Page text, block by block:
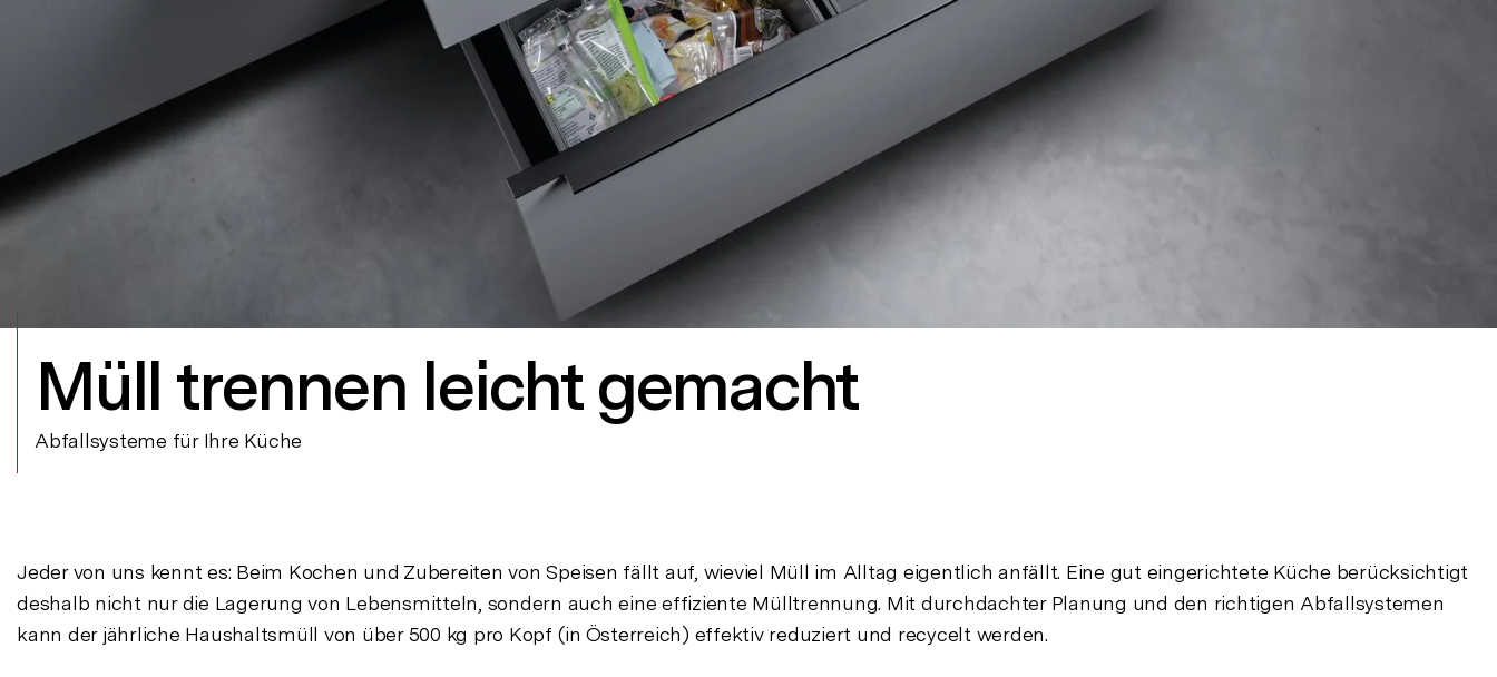
Müll trennen leicht gemacht
Abfallsysteme für Ihre Küche
Jeder von uns kennt es: Beim Kochen und Zubereiten von Speisen fällt auf, wieviel Müll im Alltag eigentlich anfällt. Eine gut eingerichtete Küche berücksichtigt
deshalb nicht nur die Lagerung von Lebensmitteln, sondern auch eine effiziente Mülltrennung. Mit durchdachter Planung und den richtigen Abfallsystemen
kann der jährliche Haushaltsmüll von über 500 kg pro Kopf (in Österreich) effektiv reduziert und recycelt werden.